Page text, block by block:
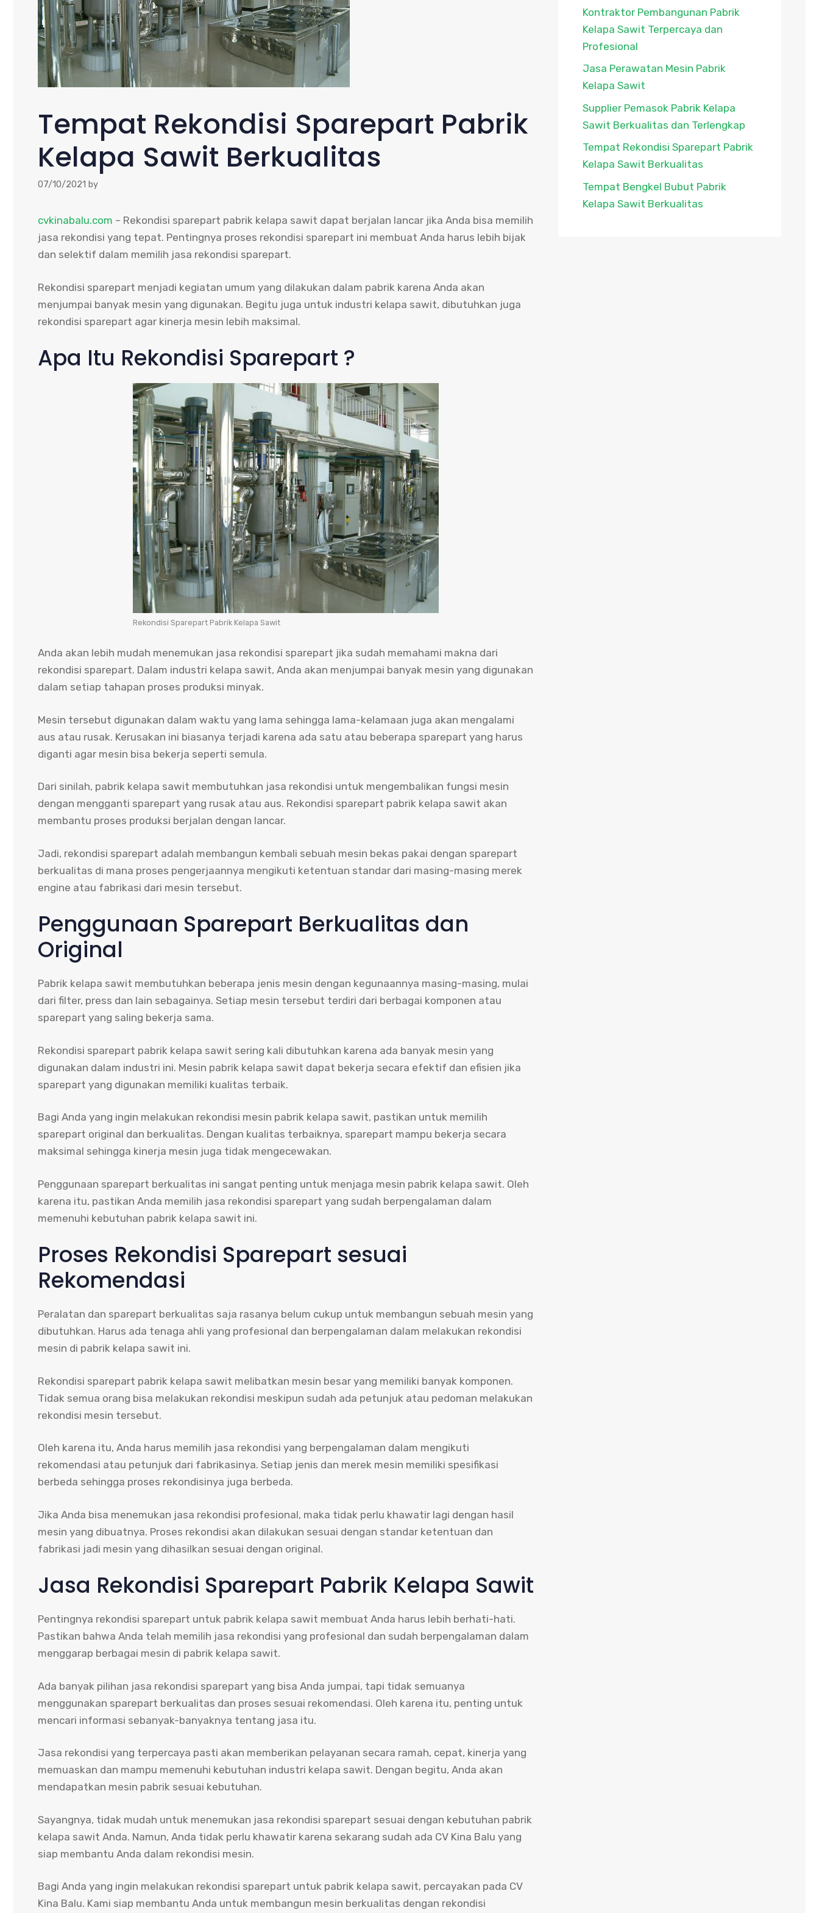
Tempat Rekondisi Sparepart Pabrik
Kelapa Sawit Berkualitas
07/10/2021 by
cvkinabalu.com – Rekondisi sparepart pabrik kelapa sawit dapat berjalan lancar jika Anda bisa memilih
jasa rekondisi yang tepat. Pentingnya proses rekondisi sparepart ini membuat Anda harus lebih bijak
dan selektif dalam memilih jasa rekondisi sparepart.
Rekondisi sparepart menjadi kegiatan umum yang dilakukan dalam pabrik karena Anda akan
menjumpai banyak mesin yang digunakan. Begitu juga untuk industri kelapa sawit, dibutuhkan juga
rekondisi sparepart agar kinerja mesin lebih maksimal.
Apa Itu Rekondisi Sparepart ?
Rekondisi Sparepart Pabrik Kelapa Sawit
Anda akan lebih mudah menemukan jasa rekondisi sparepart jika sudah memahami makna dari
rekondisi sparepart. Dalam industri kelapa sawit, Anda akan menjumpai banyak mesin yang digunakan
dalam setiap tahapan proses produksi minyak.
Mesin tersebut digunakan dalam waktu yang lama sehingga lama-kelamaan juga akan mengalami
aus atau rusak. Kerusakan ini biasanya terjadi karena ada satu atau beberapa sparepart yang harus
diganti agar mesin bisa bekerja seperti semula.
Dari sinilah, pabrik kelapa sawit membutuhkan jasa rekondisi untuk mengembalikan fungsi mesin
dengan mengganti sparepart yang rusak atau aus. Rekondisi sparepart pabrik kelapa sawit akan
membantu proses produksi berjalan dengan lancar.
Jadi, rekondisi sparepart adalah membangun kembali sebuah mesin bekas pakai dengan sparepart
berkualitas di mana proses pengerjaannya mengikuti ketentuan standar dari masing-masing merek
engine atau fabrikasi dari mesin tersebut.
Penggunaan Sparepart Berkualitas dan
Original
Pabrik kelapa sawit membutuhkan beberapa jenis mesin dengan kegunaannya masing-masing, mulai
dari filter, press dan lain sebagainya. Setiap mesin tersebut terdiri dari berbagai komponen atau
sparepart yang saling bekerja sama.
Rekondisi sparepart pabrik kelapa sawit sering kali dibutuhkan karena ada banyak mesin yang
digunakan dalam industri ini. Mesin pabrik kelapa sawit dapat bekerja secara efektif dan efisien jika
sparepart yang digunakan memiliki kualitas terbaik.
Bagi Anda yang ingin melakukan rekondisi mesin pabrik kelapa sawit, pastikan untuk memilih
sparepart original dan berkualitas. Dengan kualitas terbaiknya, sparepart mampu bekerja secara
maksimal sehingga kinerja mesin juga tidak mengecewakan.
Penggunaan sparepart berkualitas ini sangat penting untuk menjaga mesin pabrik kelapa sawit. Oleh
karena itu, pastikan Anda memilih jasa rekondisi sparepart yang sudah berpengalaman dalam
memenuhi kebutuhan pabrik kelapa sawit ini.
Proses Rekondisi Sparepart sesuai
Rekomendasi
Peralatan dan sparepart berkualitas saja rasanya belum cukup untuk membangun sebuah mesin yang
dibutuhkan. Harus ada tenaga ahli yang profesional dan berpengalaman dalam melakukan rekondisi
mesin di pabrik kelapa sawit ini.
Rekondisi sparepart pabrik kelapa sawit melibatkan mesin besar yang memiliki banyak komponen.
Tidak semua orang bisa melakukan rekondisi meskipun sudah ada petunjuk atau pedoman melakukan
rekondisi mesin tersebut.
Oleh karena itu, Anda harus memilih jasa rekondisi yang berpengalaman dalam mengikuti
rekomendasi atau petunjuk dari fabrikasinya. Setiap jenis dan merek mesin memiliki spesifikasi
berbeda sehingga proses rekondisinya juga berbeda.
Jika Anda bisa menemukan jasa rekondisi profesional, maka tidak perlu khawatir lagi dengan hasil
mesin yang dibuatnya. Proses rekondisi akan dilakukan sesuai dengan standar ketentuan dan
fabrikasi jadi mesin yang dihasilkan sesuai dengan original.
Jasa Rekondisi Sparepart Pabrik Kelapa Sawit
Pentingnya rekondisi sparepart untuk pabrik kelapa sawit membuat Anda harus lebih berhati-hati.
Pastikan bahwa Anda telah memilih jasa rekondisi yang profesional dan sudah berpengalaman dalam
menggarap berbagai mesin di pabrik kelapa sawit.
Ada banyak pilihan jasa rekondisi sparepart yang bisa Anda jumpai, tapi tidak semuanya
menggunakan sparepart berkualitas dan proses sesuai rekomendasi. Oleh karena itu, penting untuk
mencari informasi sebanyak-banyaknya tentang jasa itu.
Jasa rekondisi yang terpercaya pasti akan memberikan pelayanan secara ramah, cepat, kinerja yang
memuaskan dan mampu memenuhi kebutuhan industri kelapa sawit. Dengan begitu, Anda akan
mendapatkan mesin pabrik sesuai kebutuhan.
Sayangnya, tidak mudah untuk menemukan jasa rekondisi sparepart sesuai dengan kebutuhan pabrik
kelapa sawit Anda. Namun, Anda tidak perlu khawatir karena sekarang sudah ada CV Kina Balu yang
siap membantu Anda dalam rekondisi mesin.
Bagi Anda yang ingin melakukan rekondisi sparepart untuk pabrik kelapa sawit, percayakan pada CV
Kina Balu. Kami siap membantu Anda untuk membangun mesin berkualitas dengan rekondisi
Kontraktor Pembangunan Pabrik
Kelapa Sawit Terpercaya dan
Profesional
Jasa Perawatan Mesin Pabrik
Kelapa Sawit
Supplier Pemasok Pabrik Kelapa
Sawit Berkualitas dan Terlengkap
Tempat Rekondisi Sparepart Pabrik
Kelapa Sawit Berkualitas
Tempat Bengkel Bubut Pabrik
Kelapa Sawit Berkualitas